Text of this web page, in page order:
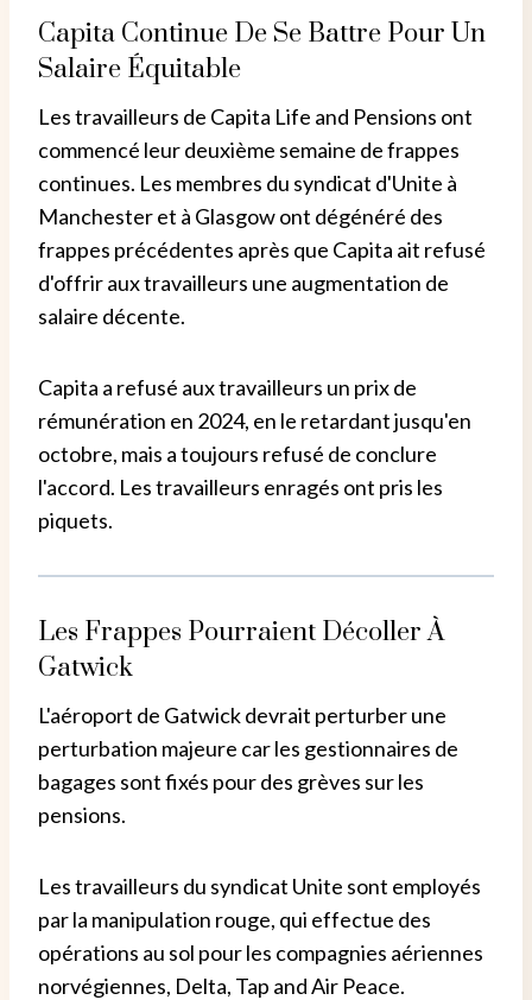
Capita Continue De Se Battre Pour Un
Salaire Équitable
Les travailleurs de Capita Life and Pensions ont
commencé leur deuxième semaine de frappes
continues. Les membres du syndicat d'Unite à
Manchester et à Glasgow ont dégénéré des
frappes précédentes après que Capita ait refusé
d'offrir aux travailleurs une augmentation de
salaire décente.
Capita a refusé aux travailleurs un prix de
rémunération en 2024, en le retardant jusqu'en
octobre, mais a toujours refusé de conclure
l'accord. Les travailleurs enragés ont pris les
piquets.
Les Frappes Pourraient Décoller À
Gatwick
L'aéroport de Gatwick devrait perturber une
perturbation majeure car les gestionnaires de
bagages sont fixés pour des grèves sur les
pensions.
Les travailleurs du syndicat Unite sont employés
par la manipulation rouge, qui effectue des
opérations au sol pour les compagnies aériennes
norvégiennes, Delta, Tap and Air Peace.